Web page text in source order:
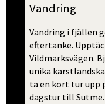
Vandring
Vandring i fjällen
eftertanke.
Vildmarks­vägen.
unika
ta en kort tur upp
dagstur till Sutme.